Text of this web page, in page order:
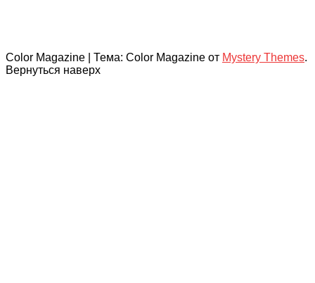
Color Magazine Тема: Color Magazine от Mystery Themes.
Вернуться наверх